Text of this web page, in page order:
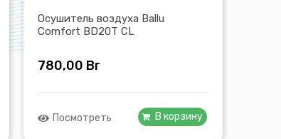
Осушитель воздуха Ballu
Comfort BD20T CL
780,00 Br
Посмотреть В корзину